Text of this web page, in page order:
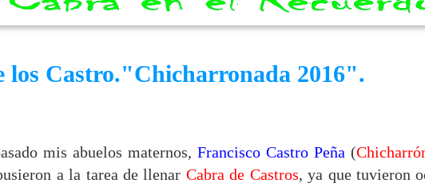
los Castro."Chicharronada 2016".
mis abuelos maternos, Francisco Castro Peña (
a la tarea de llenar Cabra de Castros, ya que tuvieron